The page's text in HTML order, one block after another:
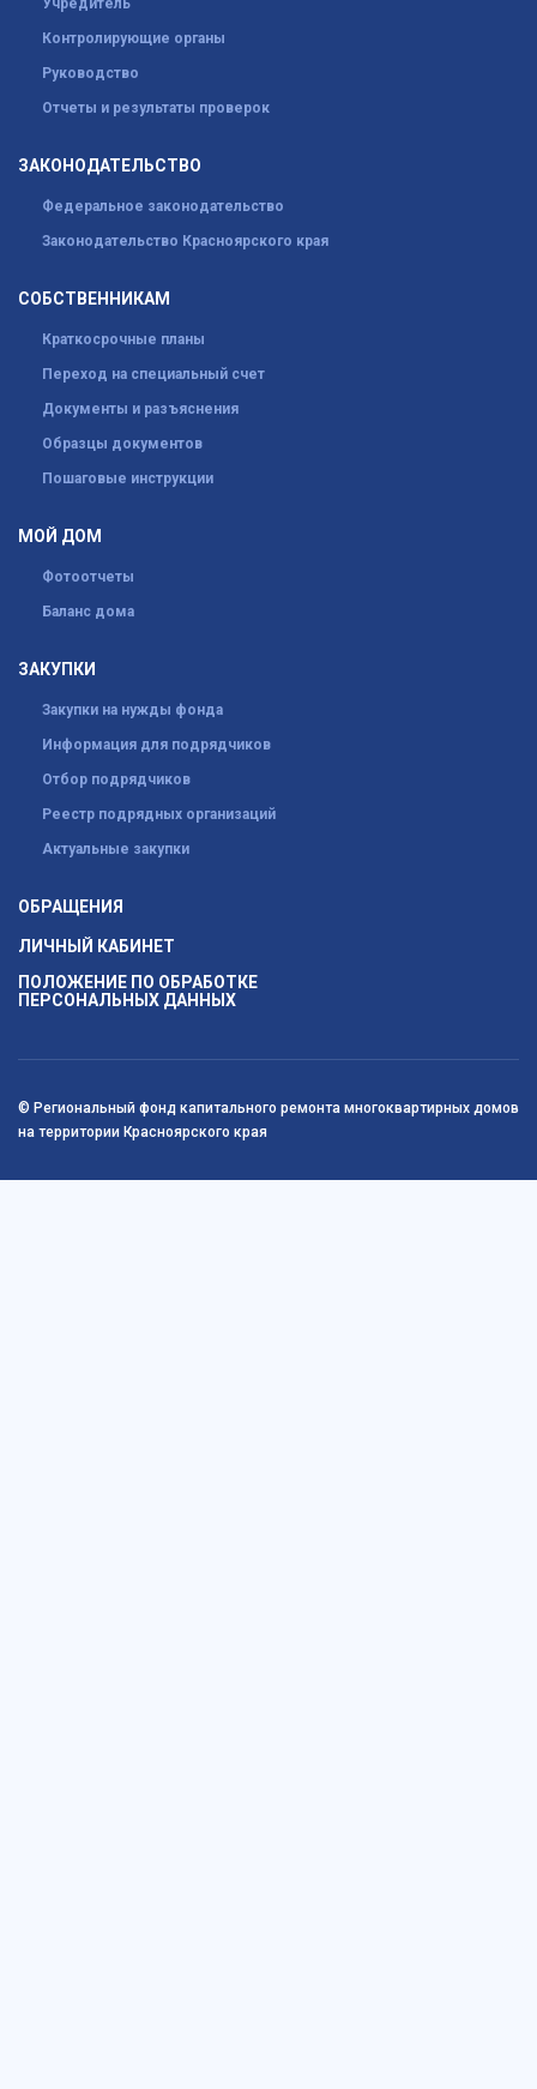
Учредитель
Контролирующие органы
Руководство
Отчеты и результаты проверок
ЗАКОНОДАТЕЛЬСТВО
Федеральное законодательство
Законодательство Красноярского края
СОБСТВЕННИКАМ
Краткосрочные планы
Переход на специальный счет
Документы и разъяснения
Образцы документов
Пошаговые инструкции
МОЙ ДОМ
Фотоотчеты
Баланс дома
ЗАКУПКИ
Закупки на нужды фонда
Информация для подрядчиков
Отбор подрядчиков
Реестр подрядных организаций
Актуальные закупки
ОБРАЩЕНИЯ
ЛИЧНЫЙ КАБИНЕТ
ПОЛОЖЕНИЕ ПО ОБРАБОТКЕ
ПЕРСОНАЛЬНЫХ ДАННЫХ
© Региональный фонд капитального ремонта многоквартирных домов
на территории Красноярского края